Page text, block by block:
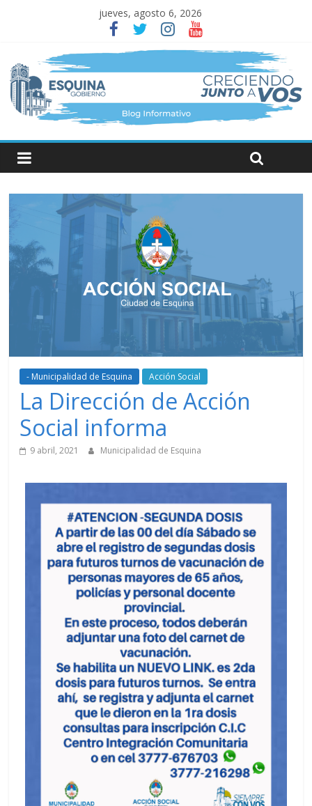
jueves, agosto 6, 2026
- Municipalidad de Esquina Acción Social
La Dirección de Acción
Social informa
9 abril, 2021 Municipalidad de Esquina